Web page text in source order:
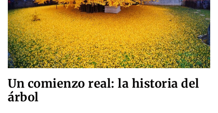
Un comienzo real: la historia del
árbol